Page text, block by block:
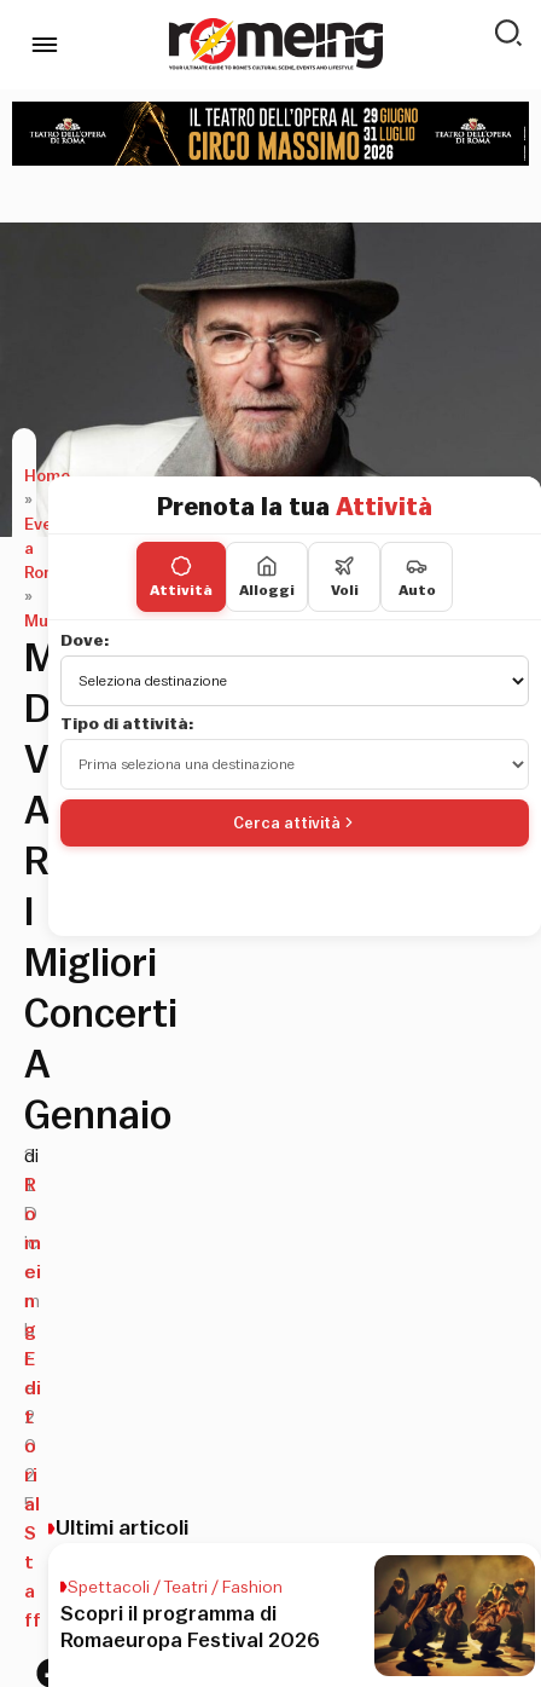
Home
»
Eventi
a
Roma
»
Musica
Musica
Dal
Vivo
A
Roma:
Migliori
Concerti
A
Gennaio
3
1
D
ic
e
m
b
r
e
2
0
2
5
di
R
o
m
ei
n
g
E
di
t
o
ri
al
S
t
a
ff
Prenota la tua Attività
Attività Alloggi Voli Auto
Dove:
Tipo di attività:
Cerca attività
Ultimi articoli
Spettacoli / Teatri / Fashion
Scopri il programma di
Romaeuropa Festival 2026